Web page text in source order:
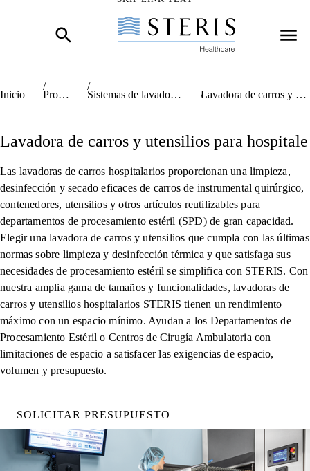
Inicio
Productos Sistemas de lavado y descontaminación Lavadora de carros y utensilios para hospitale
Lavadora de carros y utensilios para hospitale
Las lavadoras de carros hospitalarios proporcionan una limpieza,
desinfección y secado eficaces de carros de instrumental quirúrgico,
contenedores, utensilios y otros artículos reutilizables para
departamentos de procesamiento estéril (SPD) de gran capacidad.
Elegir una lavadora de carros y utensilios que cumpla con las últimas
normas sobre limpieza y desinfección térmica y que satisfaga sus
necesidades de procesamiento estéril se simplifica con STERIS. Con
nuestra amplia gama de tamaños y funcionalidades, lavadoras de
carros y utensilios hospitalarios STERIS tienen un rendimiento
máximo con un espacio mínimo. Ayudan a los Departamentos de
Procesamiento Estéril o Centros de Cirugía Ambulatoria con
limitaciones de espacio a satisfacer las exigencias de espacio,
volumen y presupuesto.
SOLICITAR PRESUPUESTO